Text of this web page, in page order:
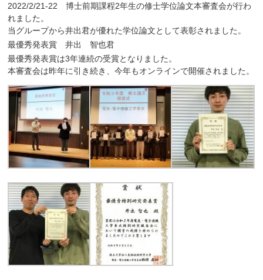
2022/2/21-22 博士前期課程2年生の修士学位論文本審査会が行わ
れました。
当グループから井出君が優れた学位論文として表彰されました。
最優秀発表賞 井出 智也君
最優秀発表賞は3年連続の受賞となりました。
本審査会は昨年に引き続き、今年もオンラインで開催されました。